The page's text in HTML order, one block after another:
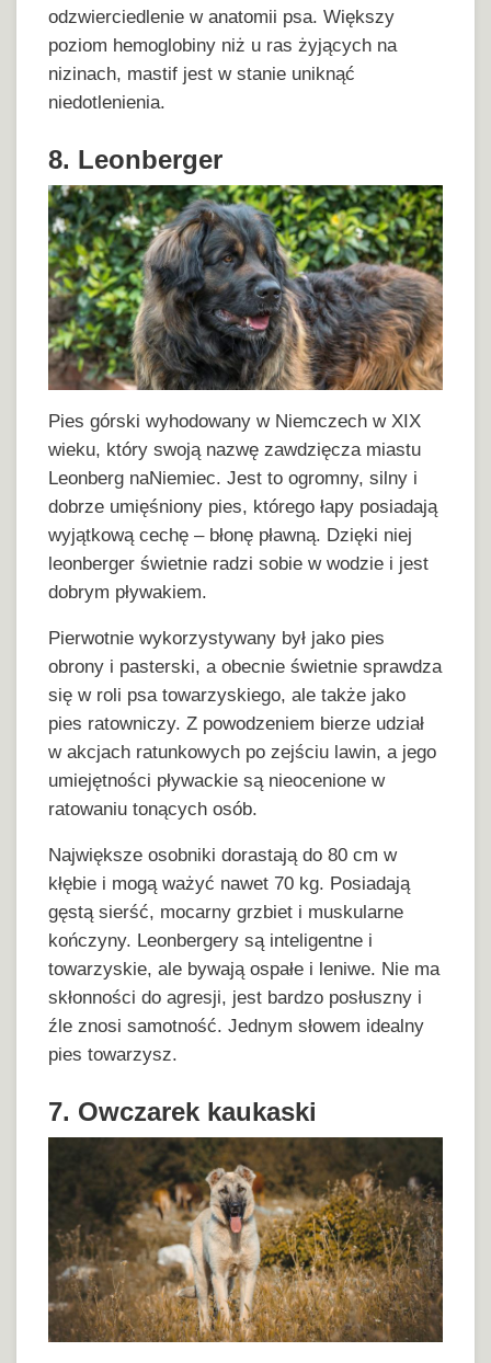
odzwierciedlenie w anatomii psa. Większy
poziom hemoglobiny niż u ras żyjących na
nizinach, mastif jest w stanie uniknąć
niedotlenienia.
8. Leonberger
Pies górski wyhodowany w Niemczech w XIX
wieku, który swoją nazwę zawdzięcza miastu
Leonberg naNiemiec. Jest to ogromny, silny i
dobrze umięśniony pies, którego łapy posiadają
wyjątkową cechę – błonę pławną. Dzięki niej
leonberger świetnie radzi sobie w wodzie i jest
dobrym pływakiem.
Pierwotnie wykorzystywany był jako pies
obrony i pasterski, a obecnie świetnie sprawdza
się w roli psa towarzyskiego, ale także jako
pies ratowniczy. Z powodzeniem bierze udział
w akcjach ratunkowych po zejściu lawin, a jego
umiejętności pływackie są nieocenione w
ratowaniu tonących osób.
Największe osobniki dorastają do 80 cm w
kłębie i mogą ważyć nawet 70 kg. Posiadają
gęstą sierść, mocarny grzbiet i muskularne
kończyny. Leonbergery są inteligentne i
towarzyskie, ale bywają ospałe i leniwe. Nie ma
skłonności do agresji, jest bardzo posłuszny i
źle znosi samotność. Jednym słowem idealny
pies towarzysz.
7. Owczarek kaukaski